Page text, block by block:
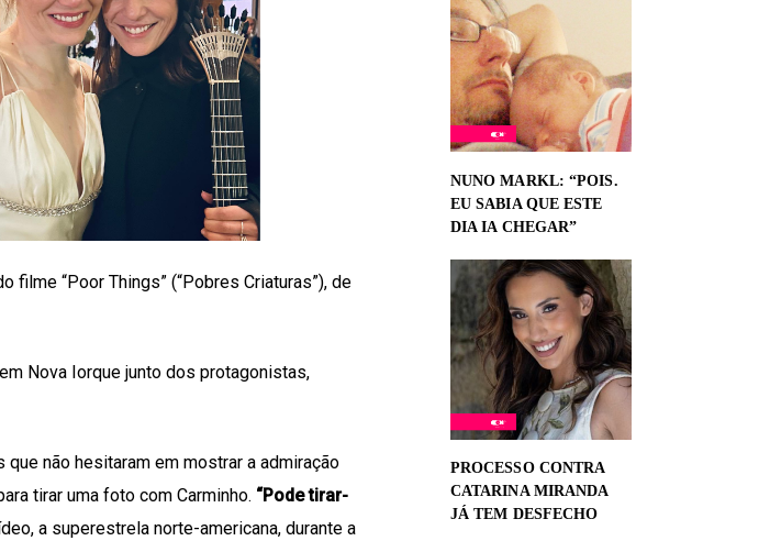
“Poor Things” (“Pobres Criaturas”), de
Nova Iorque junto dos protagonistas,
não hesitaram em mostrar a admiração
tirar uma foto com Carminho. “Pode tirar-
a superestrela norte-americana, durante a
NUNO MARKL: “POIS.
EU SABIA QUE ESTE
DIA IA CHEGAR”
PROCESSO CONTRA
CATARINA MIRANDA
JÁ TEM DESFECHO